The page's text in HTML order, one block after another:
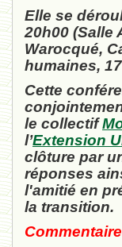
Elle se
20h00 (Salle
Warocqué,
humaines,
Cette
le collectif
l’Extension
clôture par
réponses
l'amitié en
la transition.